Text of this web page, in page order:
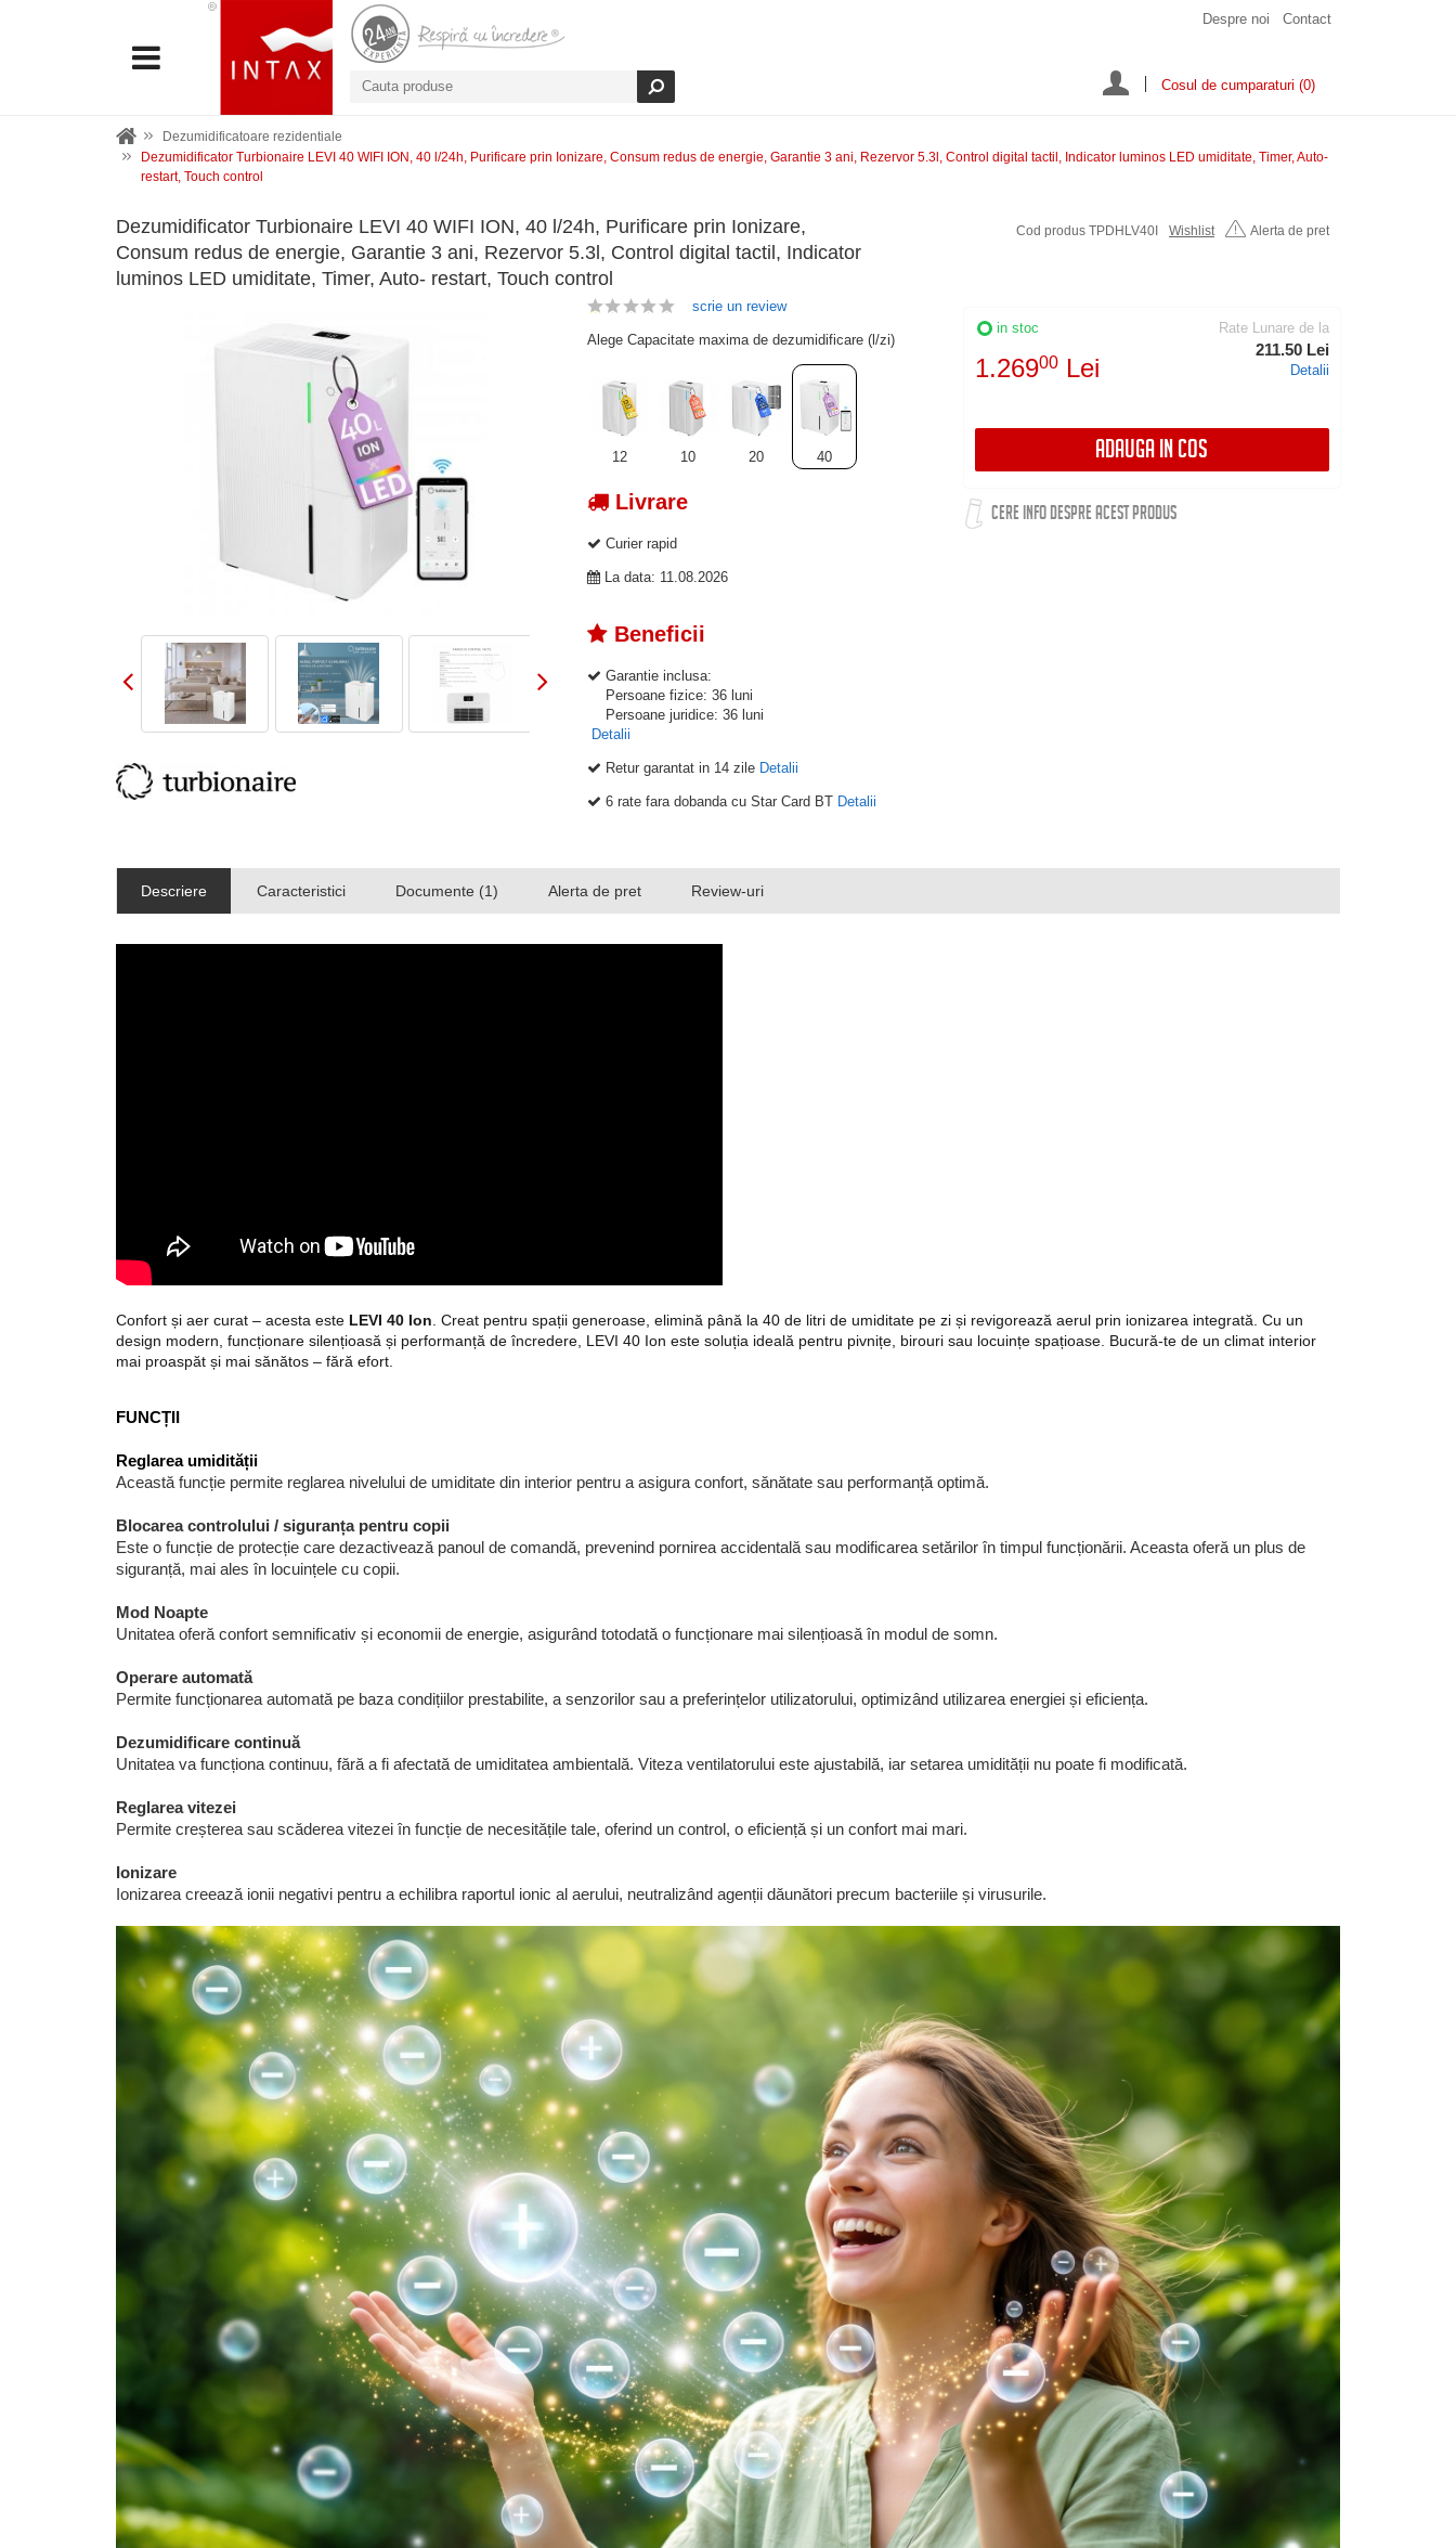
Despre noi Contact
Cosul de cumparaturi (0)
Dezumidificatoare rezidentiale
Dezumidificator Turbionaire LEVI 40 WIFI ION, 40 l/24h, Purificare prin Ionizare, Consum redus de energie, Garantie 3 ani, Rezervor 5.3l, Control digital tactil, Indicator luminos LED umiditate, Timer, Auto-
restart, Touch control
Dezumidificator Turbionaire LEVI 40 WIFI ION, 40 l/24h, Purificare prin Ionizare,
Consum redus de energie, Garantie 3 ani, Rezervor 5.3l, Control digital tactil, Indicator
luminos LED umiditate, Timer, Auto- restart, Touch control
Cod produs TPDHLV40I Wishlist Alerta de pret
in stoc
1.26900Lei
Rate Lunare de la
211.50 Lei
Detalii
ADAUGA IN COS
CERE INFO DESPRE ACEST PRODUS
scrie un review
Alege Capacitate maxima de dezumidificare (l/zi)
12 10 20 40
Livrare
Curier rapid
La data: 11.08.2026
Beneficii
Garantie inclusa:
Persoane fizice: 36 luni
Persoane juridice: 36 luni
Detalii
Retur garantat in 14 zile Detalii
6 rate fara dobanda cu Star Card BT Detalii
Descriere Caracteristici Documente (1) Alerta de pret Review-uri
Confort și aer curat – acesta este LEVI 40 Ion. Creat pentru spații generoase, elimină până la 40 de litri de umiditate pe zi și revigorează aerul prin ionizarea integrată. Cu un
design modern, funcționare silențioasă și performanță de încredere, LEVI 40 Ion este soluția ideală pentru pivnițe, birouri sau locuințe spațioase. Bucură-te de un climat interior
mai proaspăt și mai sănătos – fără efort.
FUNCȚII
Blocarea controlului / siguranța pentru copii
Este o funcție de protecție care dezactivează panoul de comandă, prevenind pornirea accidentală sau modificarea setărilor în timpul funcționării. Aceasta oferă un plus de
Ionizarea creează ionii negativi pentru a echilibra raportul ionic al aerului, neutralizând agenții dăunători precum bacteriile și virusurile.